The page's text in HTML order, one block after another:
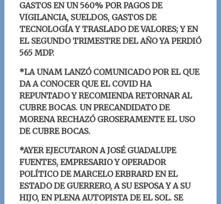
GASTOS EN UN 560% POR PAGOS DE
VIGILANCIA, SUELDOS, GASTOS DE
TECNOLOGÍA Y TRASLADO DE VALORES; Y EN
EL SEGUNDO TRIMESTRE DEL AÑO YA PERDIÓ
565 MDP.
*LA UNAM LANZÓ COMUNICADO POR EL QUE
DA A CONOCER QUE EL COVID HA
REPUNTADO Y RECOMIENDA RETORNAR AL
CUBRE BOCAS. UN PRECANDIDATO DE
MORENA RECHAZÓ GROSERAMENTE EL USO
DE CUBRE BOCAS.
*AYER EJECUTARON A JOSÉ GUADALUPE
FUENTES, EMPRESARIO Y OPERADOR
POLÍTICO DE MARCELO ERBRARD EN EL
ESTADO DE GUERRERO, A SU ESPOSA Y A SU
HIJO, EN PLENA AUTOPISTA DE EL SOL. SE